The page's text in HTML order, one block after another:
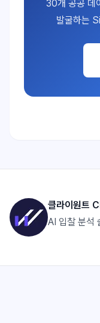
30개 공공 데
발굴하는
클라이원트
AI 입찰 분석